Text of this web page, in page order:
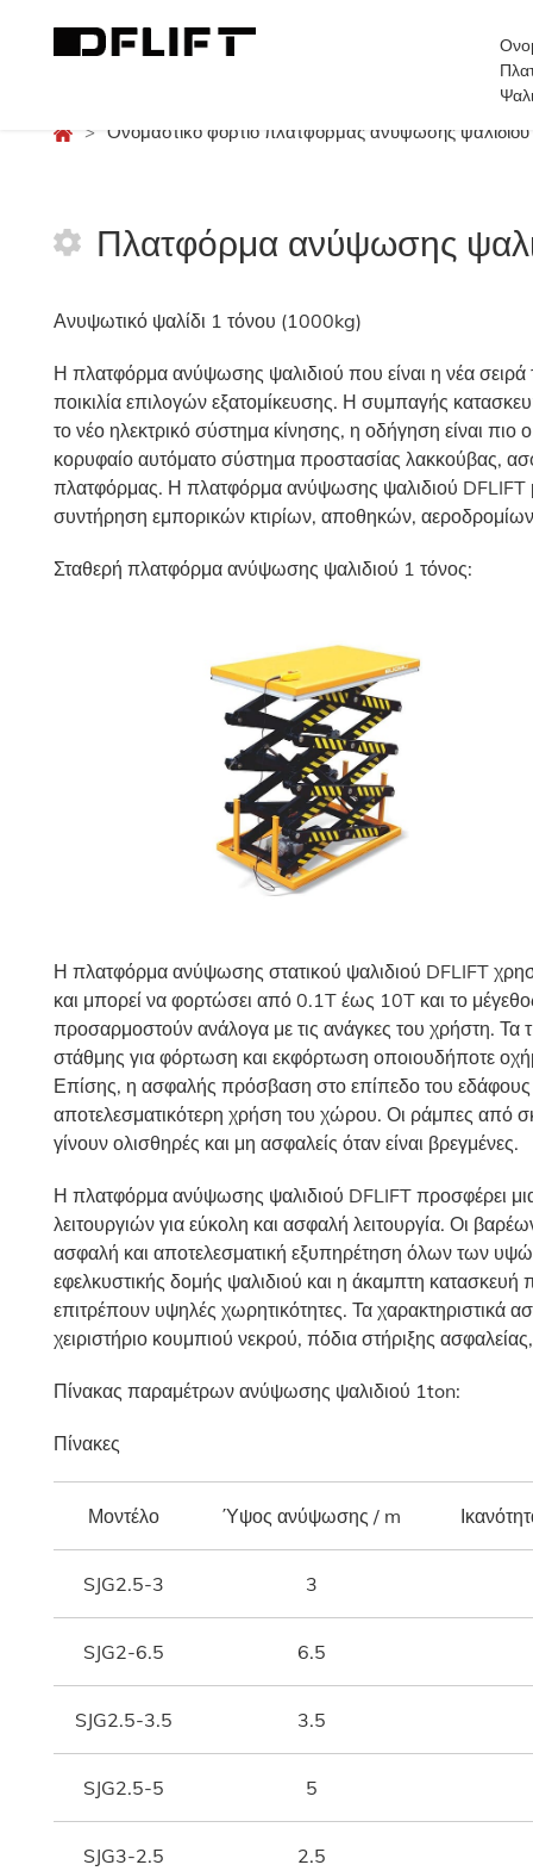
> Ονομαστικό φορτίο πλατφόρμας ανύψωσης ψαλιδιού
Πλατφόρμα ανύψωσης
Ανυψωτικό ψαλίδι 1 τόνου (1000kg)
Η πλατφόρμα ανύψωσης ψαλιδιού που είναι η νέα
ποικιλία επιλογών εξατομίκευσης. Η συμπαγής
το νέο ηλεκτρικό σύστημα κίνησης, η οδήγηση είναι
κορυφαίο αυτόματο σύστημα προστασίας λακκούβας,
πλατφόρμας. Η πλατφόρμα ανύψωσης ψαλιδιού DFLIFT
συντήρηση εμπορικών κτιρίων, αποθηκών,
Σταθερή πλατφόρμα ανύψωσης ψαλιδιού 1 τόνος:
Η πλατφόρμα ανύψωσης στατικού ψαλιδιού DFLIFT
και μπορεί να φορτώσει από 0.1T έως 10T και το
προσαρμοστούν ανάλογα με τις ανάγκες του χρήστη.
στάθμης για φόρτωση και εκφόρτωση οποιουδήποτε
Επίσης, η ασφαλής πρόσβαση στο επίπεδο του εδάφους
αποτελεσματικότερη χρήση του χώρου. Οι ράμπες από
γίνουν ολισθηρές και μη ασφαλείς όταν είναι βρεγμένες.
Η πλατφόρμα ανύψωσης ψαλιδιού DFLIFT προσφέρει
λειτουργιών για εύκολη και ασφαλή λειτουργία. Οι
ασφαλή και αποτελεσματική εξυπηρέτηση όλων των
εφελκυστικής δομής ψαλιδιού και η άκαμπτη
επιτρέπουν υψηλές χωρητικότητες. Τα χαρακτηριστικά
χειριστήριο κουμπιού νεκρού, πόδια στήριξης
Πίνακας παραμέτρων ανύψωσης ψαλιδιού 1ton:
Πίνακες
Μοντέλο Ύψος ανύψωσης / m
SJG2.5-3 3
SJG2-6.5 6.5
SJG2.5-3.5 3.5
SJG2.5-5 5
SJG3-2.5 2.5